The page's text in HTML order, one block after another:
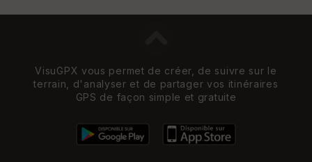
VisuGPX vous permet de créer, de suivre sur le
terrain, d'analyser et de partager vos itinéraires
GPS de façon simple et gratuite